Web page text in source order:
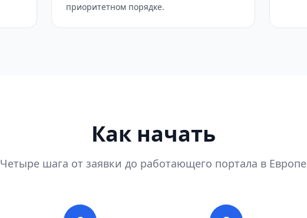
приоритетном порядке.
Как начать
Четыре шага от заявки до работающего портала в Европе